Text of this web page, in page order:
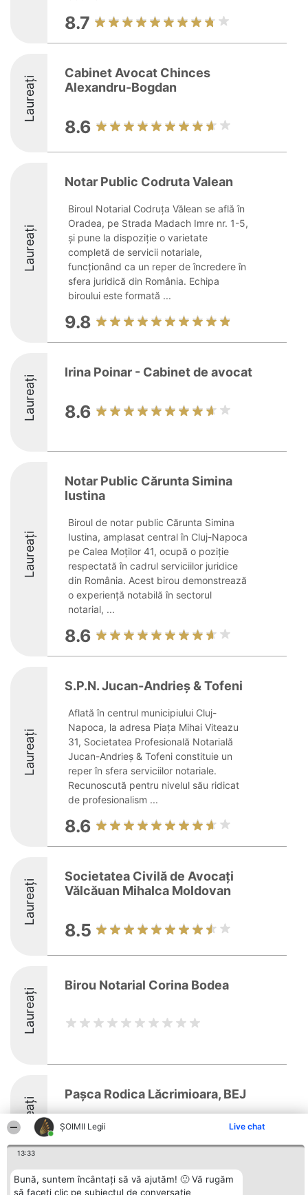
ȘOIMII Legii Live chat
13:33
Bună, suntem încântați să vă ajutăm! 🙂 Vă rugăm
să faceți clic pe subiectul de conversație
8.7
Laureați
Cabinet Avocat Chinces
Alexandru-Bogdan
8.6
Laureați
Notar Public Codruta Valean
Biroul Notarial Codruța Vălean se află în
Oradea, pe Strada Madach Imre nr. 1-5,
și pune la dispoziție o varietate
completă de servicii notariale,
funcționând ca un reper de încredere în
sfera juridică din România. Echipa
biroului este formată ...
9.8
Laureați
Irina Poinar - Cabinet de avocat
8.6
Laureați
Notar Public Cărunta Simina
Iustina
Biroul de notar public Cărunta Simina
Iustina, amplasat central în Cluj-Napoca
pe Calea Moților 41, ocupă o poziție
respectată în cadrul serviciilor juridice
din România. Acest birou demonstrează
o experiență notabilă în sectorul
notarial, ...
8.6
Laureați
S.P.N. Jucan-Andrieș & Tofeni
Aflată în centrul municipiului Cluj-
Napoca, la adresa Piața Mihai Viteazu
31, Societatea Profesională Notarială
Jucan-Andrieș & Tofeni constituie un
reper în sfera serviciilor notariale.
Recunoscută pentru nivelul său ridicat
de profesionalism ...
8.6
Laureați
Societatea Civilă de Avocați
Vălcăuan Mihalca Moldovan
8.5
Laureați
Birou Notarial Corina Bodea
Laureați
Pașca Rodica Lăcrimioara, BEJ
8.5